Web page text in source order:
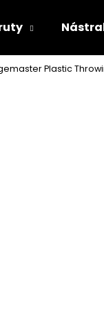
Plastic
Co